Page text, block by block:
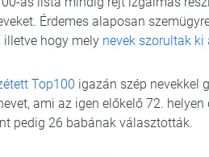
Érdemes alaposan
, illetve hogy mely nevek szorultak
Top100 igazán szép nevekkel
ami az igen előkelő 72.
pedig 26 babának választották.